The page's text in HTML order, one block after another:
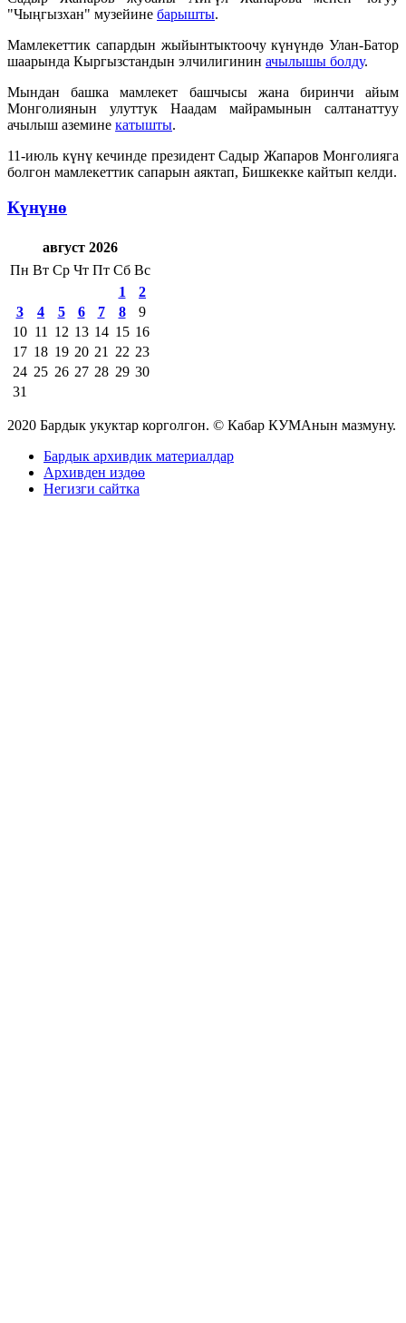
"Чыңгызхан" музейине барышты.
Мамлекеттик сапардын жыйынтыктоочу күнүндө Улан-Батор
шаарында Кыргызстандын элчилигинин ачылышы болду.
Мындан башка мамлекет башчысы жана биринчи айым
Монголиянын улуттук Наадам майрамынын салтанаттуу
ачылыш аземине катышты.
11-июль күнү кечинде президент Садыр Жапаров Монголияга
болгон мамлекеттик сапарын аяктап, Бишкекке кайтып келди.
Күнүнө
август 2026
Пн Вт Ср Чт Пт Сб Вс
1
2
3
4 5 6 7 8
9
10 11 12 13 14 15 16
17 18 19 20 21 22 23
24 25 26 27 28 29 30
31
2020 Бардык укуктар корголгон. © Кабар КУМАнын мазмуну.
Бардык архивдик материалдар
Архивден издөө
Негизги сайтка